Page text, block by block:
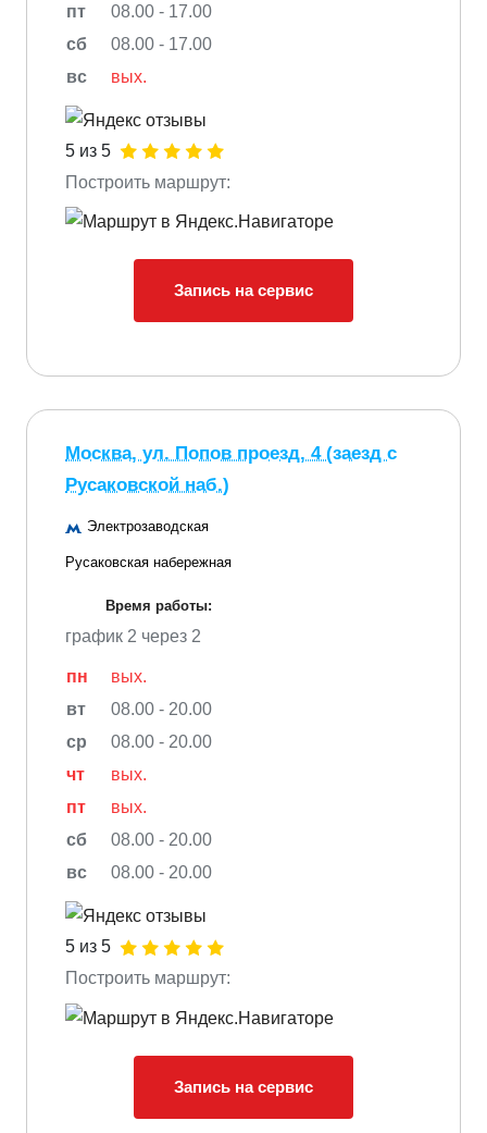
пт
08.00 - 17.00
сб
08.00 - 17.00
вс
вых.
5 из 5
Построить маршрут:
Запись на сервис
Москва, ул. Попов проезд, 4 (заезд с
Русаковской наб.)
Электрозаводская
Русаковская набережная
Время работы:
график 2 через 2
пн
вых.
вт
08.00 - 20.00
ср
08.00 - 20.00
чт
вых.
пт
вых.
сб
08.00 - 20.00
вс
08.00 - 20.00
5 из 5
Построить маршрут:
Запись на сервис